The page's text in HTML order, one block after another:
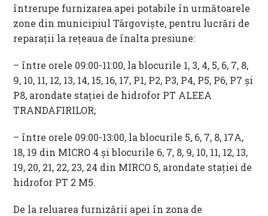
întrerupe furnizarea apei potabile în următoarele
zone din municipiul Târgoviște, pentru lucrări de
reparații la rețeaua de înalta presiune:
– între orele 09:00-11:00, la blocurile 1, 3, 4, 5, 6, 7, 8,
9, 10, 11, 12, 13, 14, 15, 16, 17, P1, P2, P3, P4, P5, P6, P7 și
P8, arondate stației de hidrofor PT ALEEA
TRANDAFIRILOR;
– între orele 09:00-13:00, la blocurile 5, 6, 7, 8, 17A,
18, 19 din MICRO 4 și blocurile 6, 7, 8, 9, 10, 11, 12, 13,
19, 20, 21, 22, 23, 24 din MIRCO 5, arondate stației de
hidrofor PT 2 M5.
De la reluarea furnizării apei în zona de